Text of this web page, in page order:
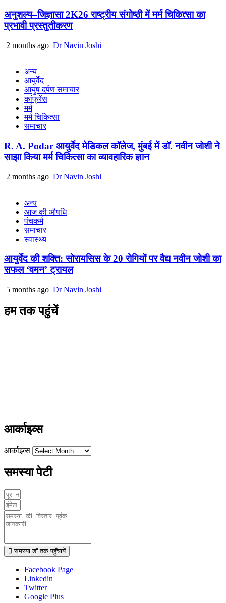
अनुशल्य–जिज्ञासा 2K26 राष्ट्रीय संगोष्ठी में मर्म चिकित्सा का
प्रभावी प्रस्तुतीकरण
2 months ago Dr Navin Joshi
अन्य
आयुर्वेद
आयुष दर्पण समाचार
कांफ्रेंस
मर्म
मर्म चिकित्सा
समाचार
R. A. Podar आयुर्वेद मेडिकल कॉलेज, मुंबई में डॉ. नवीन जोशी ने
साझा किया मर्म चिकित्सा का व्यावहारिक ज्ञान
2 months ago Dr Navin Joshi
अन्य
आज की औषधि
पंचकर्म
समाचार
स्वास्थ्य
आयुर्वेद की शक्ति: सोरायसिस के 20 रोगियों पर वैद्य नवीन जोशी का
सफल ‘वमन’ ट्रायल
5 months ago Dr Navin Joshi
हम तक पहुंचें
आर्काइव्स
आर्काइव्स
समस्या पेटी
समस्या डॉ तक पहुँचायें
Facebook Page
Linkedin
Twitter
Google Plus